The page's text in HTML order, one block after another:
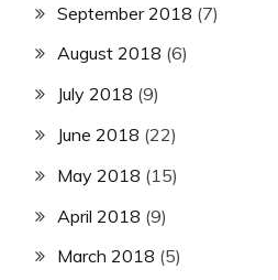
September 2018 (7)
August 2018 (6)
July 2018 (9)
June 2018 (22)
May 2018 (15)
April 2018 (9)
March 2018 (5)